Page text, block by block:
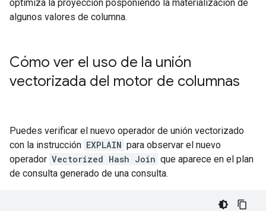
optimiza la proyección posponiendo la materialización de
algunos valores de columna.
Cómo ver el uso de la unión
vectorizada del motor de columnas
Puedes verificar el nuevo operador de unión vectorizado
con la instrucción EXPLAIN para observar el nuevo
operador Vectorized Hash Join que aparece en el plan
de consulta generado de una consulta.